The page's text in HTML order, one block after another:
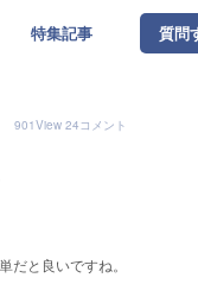
特集記事 質問
901View 24コメント
と良いですね。